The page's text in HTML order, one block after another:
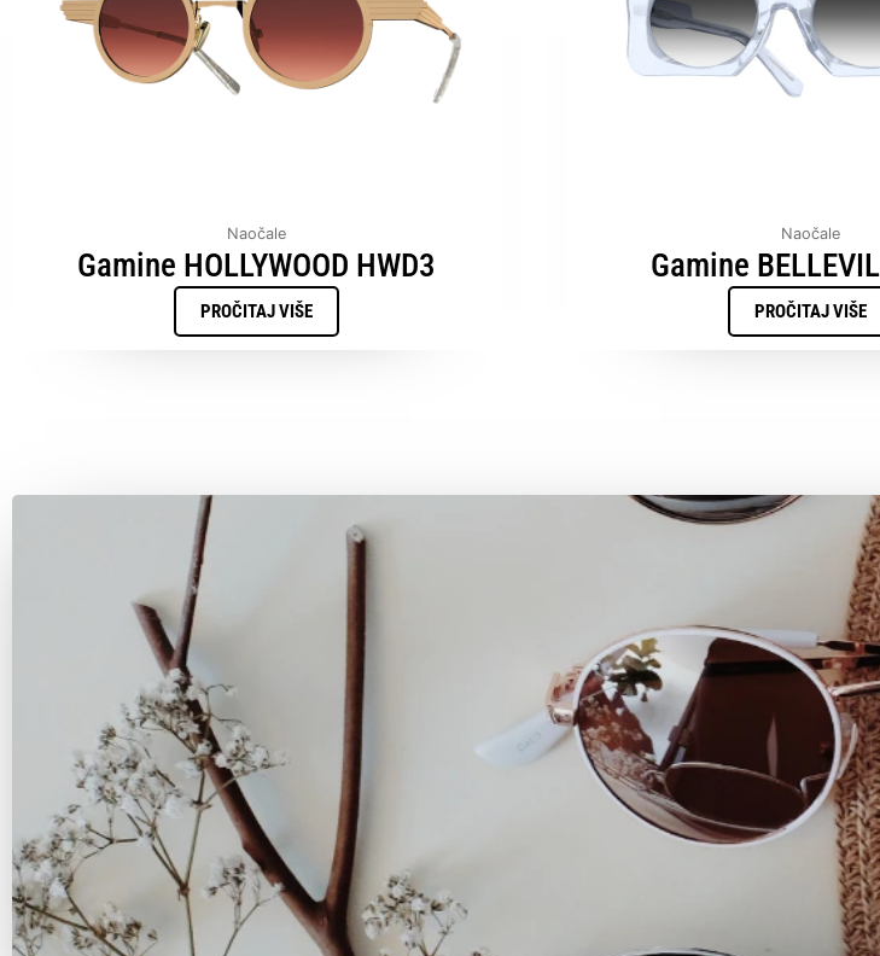
Naočale
Gamine HOLLYWOOD HWD3
PROČITAJ VIŠE
Naočale
Gamine
PROČITAJ VIŠE